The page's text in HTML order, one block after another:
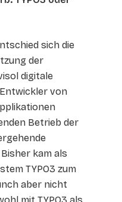
sich die
der
digitale
von
Betrieb der
kam als
TYPO3 zum
aber nicht
mit TYPO3 als